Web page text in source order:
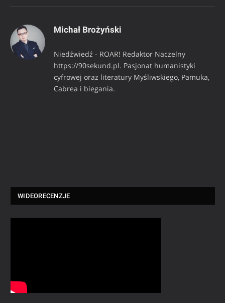
Michał Brożyński
Niedźwiedź - ROAR! Redaktor Naczelny
https://90sekund.pl. Pasjonat humanistyki
cyfrowej oraz literatury Myśliwskiego, Pamuka,
Cabrea i biegania.
WIDEORECENZJE